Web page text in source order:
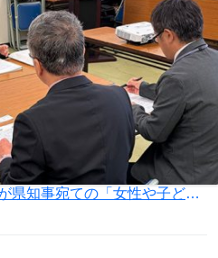
【活動報告】党宮崎県本部が県知事宛ての「女性や子どもを守るため、LGBT理解増進法の廃止の働きかけ等を求める要望書」を提出